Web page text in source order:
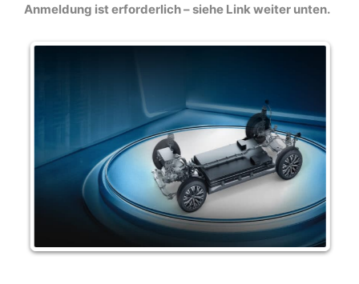
Anmeldung ist erforderlich – siehe Link weiter unten.